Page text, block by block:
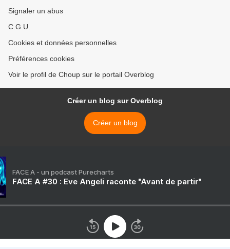
Signaler un abus
C.G.U.
Cookies et données personnelles
Préférences cookies
Voir le profil de Choup sur le portail Overblog
Créer un blog sur Overblog
Créer un blog
FACE A - un podcast Purecharts
FACE A #30 : Eve Angeli raconte "Avant de partir"